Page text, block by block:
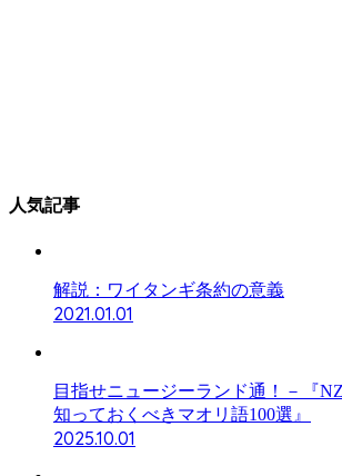
人気記事
解説：ワイタンギ条約の意義
2021.01.01
目指せニュージーランド通！－『
知っておくべきマオリ語100選』
2025.10.01